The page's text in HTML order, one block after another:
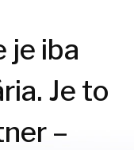
je iba
Je to
–